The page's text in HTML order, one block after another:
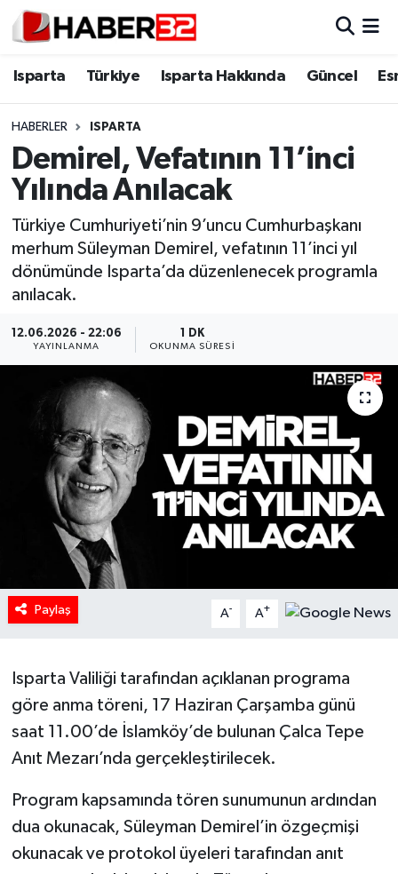
Isparta Türkiye Isparta Hakkında Güncel
HABERLER ISPARTA
Demirel, Vefatının 11’inci
Yılında Anılacak
Türkiye Cumhuriyeti’nin 9’uncu Cumhurbaşkanı
merhum Süleyman Demirel, vefatının 11’inci yıl
dönümünde Isparta’da düzenlenecek programla
anılacak.
12.06.2026 - 22:06
YAYINLANMA
1 DK
OKUNMA SÜRESI
Paylaş A- A+
Isparta Valiliği tarafından açıklanan programa
göre anma töreni, 17 Haziran Çarşamba günü
saat 11.00’de İslamköy’de bulunan Çalca Tepe
Anıt Mezarı’nda gerçekleştirilecek.
Program kapsamında tören sunumunun ardından
dua okunacak, Süleyman Demirel’in özgeçmişi
okunacak ve protokol üyeleri tarafından anıt
Isparta
Esnaf Diyor ki;
ASAYİŞ
BİLİM VE TEKNOLOJİ
EĞİTİM
GENEL
Güncel
HABERDE İNSAN
İlginç
KÜLTÜR SANAT
MAGAZİN
Oyun
RESMİ İLANLAR
Spor
Tarihi Yapılarımız
Isparta Nöbetçi Eczaneler
Isparta Trafik Yoğunluk Haritası
Süper Lig Puan Durumu ve Fikstür
Tüm Manşetler
Son Dakika Haberleri
Haber Arşivi